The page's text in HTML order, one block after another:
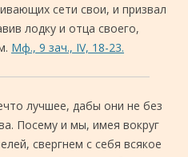
сети свои, и призвал
лодку и отца своего,
Мф., 9 зач., IV, 18-23.
лучшее, дабы они не без
Посему и мы, имея вокруг
свергнем с себя всякое